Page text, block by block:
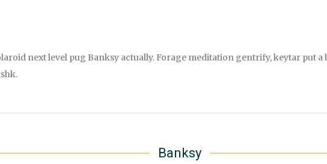
next level pug Banksy actually. Forage meditation gentrify, keytar put
Banksy